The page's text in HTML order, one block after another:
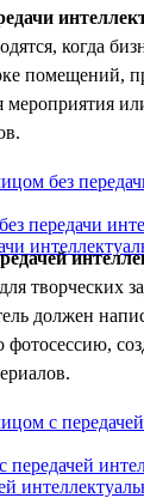
когда
помещений,
мероприятия
без
передачи
творческих
должен
с
передачей